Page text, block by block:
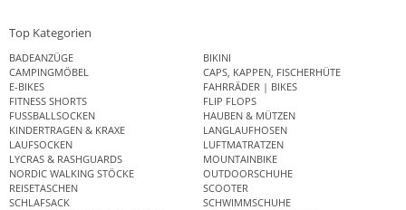
Top Kategorien
BADEANZÜGE
BIKINI
CAMPINGMÖBEL
CAPS, KAPPEN, FISCHERHÜTE
E-BIKES
FAHRRÄDER | BIKES
FITNESS SHORTS
FLIP FLOPS
FUSSBALLSOCKEN
HAUBEN & MÜTZEN
KINDERTRAGEN & KRAXE
LANGLAUFHOSEN
LAUFSOCKEN
LUFTMATRATZEN
LYCRAS & RASHGUARDS
MOUNTAINBIKE
NORDIC WALKING STÖCKE
OUTDOORSCHUHE
REISETASCHEN
SCOOTER
SCHLAFSACK
SCHWIMMSCHUHE